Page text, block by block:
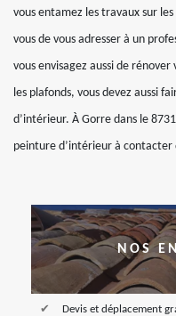
vous entamez les travaux sur
vous de vous adresser à un
vous envisagez aussi de
les plafonds, vous devez aussi
d’intérieur. À Gorre dans le
peinture d’intérieur à contacter
NOS
Devis et déplacement